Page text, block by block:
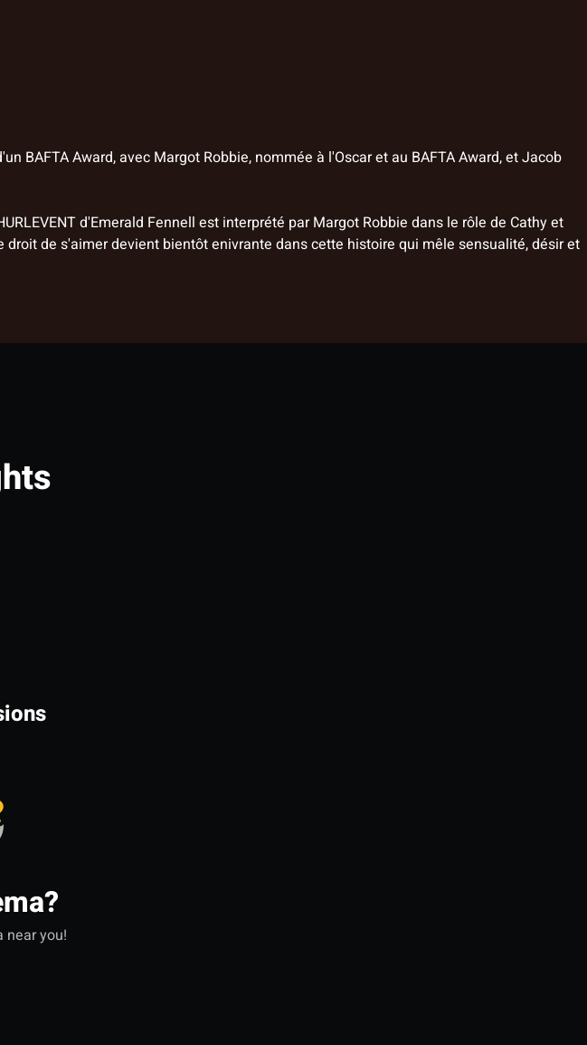
BAFTA Award, avec Margot Robbie, nommée à l'Oscar et au BAFTA Award, et Jacob
d'Emerald Fennell est interprété par Margot Robbie dans le rôle de Cathy et
de s'aimer devient bientôt enivrante dans cette histoire qui mêle sensualité, désir et
near you!